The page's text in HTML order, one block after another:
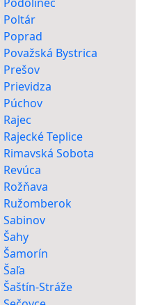
Poltár
Poprad
Bystrica
Teplice
Sobota
Ružomberok
Stráže